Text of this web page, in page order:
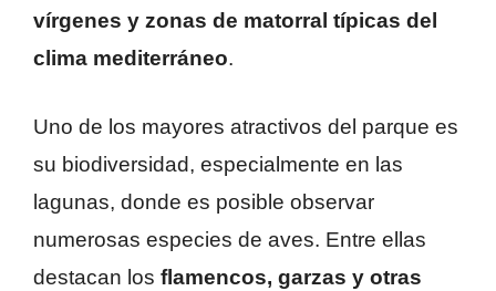
vírgenes y zonas de matorral típicas del
clima mediterráneo.
Uno de los mayores atractivos del parque es
su biodiversidad, especialmente en las
lagunas, donde es posible observar
numerosas especies de aves. Entre ellas
destacan los flamencos, garzas y otras